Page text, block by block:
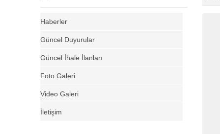
Haberler
Güncel Duyurular
Güncel İhale İlanları
Foto Galeri
Video Galeri
İletişim